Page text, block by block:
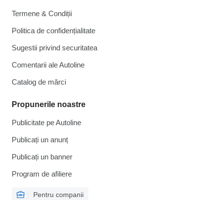
Termene & Condiții
Politica de confidențialitate
Sugestii privind securitatea
Comentarii ale Autoline
Catalog de mărcі
Propunerile noastre
Publicitate pe Autoline
Publicați un anunț
Publicați un banner
Program de afiliere
Pentru companii